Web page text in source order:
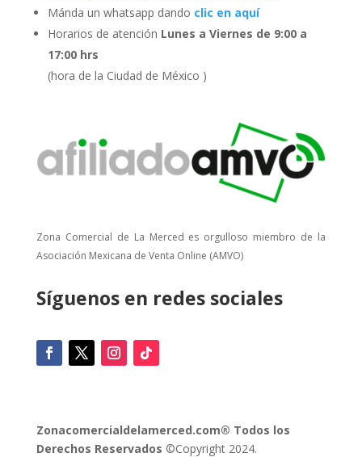
Mánda un whatsapp dando clic en aquí
Horarios de atención Lunes a Viernes de 9:00 a
17:00 hrs
(hora de la Ciudad de México )
Zona Comercial de La Merced es orgulloso miembro de la
Asociación Mexicana de Venta Online (AMVO)
Síguenos en redes sociales
Zonacomercialdelamerced.com® Todos los
Derechos Reservados ©Copyright 2024.